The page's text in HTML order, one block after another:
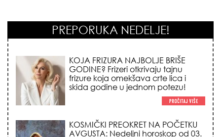
PREPORUKA NEDELJE!
KOSMIČKI PREOKRET NA POČETKU
AVGUSTA: Nedeljni horoskop od 03.
do 09. avgusta 2026. godine donosi
vatrenu energiju sezone Lava,
iznenadni novac i prelomne